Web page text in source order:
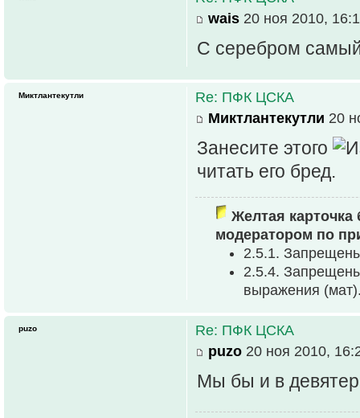
wais 20 ноя 2010,
С серебром самый
Re: ПФК ЦСКА
Миктлантекутли 20
Занесите этого
читать его бред.
Желтая карточка
модератором по
2.5.1.
2.5.4.
выpажения
Миктлантекутли
Re: ПФК ЦСКА
puzo 20 ноя 2010,
Мы бы и в
puzo